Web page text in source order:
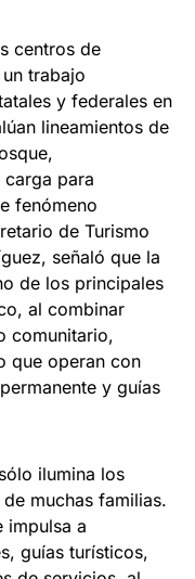
centros de
trabajo
y federales en
lineamientos de
para
fenómeno
de Turismo
señaló que la
de los principales
al combinar
comunitario,
que operan con
y guías
ilumina los
muchas familias.
impulsa a
guías turísticos,